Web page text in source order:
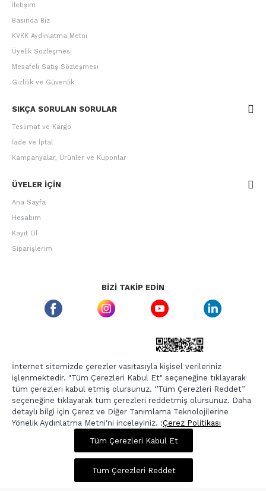
950,00 TL 3.799,00 TL
Sepette %20 İndirim
İletişim
Basında Biz
KVKK Aydınlatma Metni
Üyelik Sözleşmesi
Mesafeli Satış Sözleşmesi
Gizlilik ve Güvenlik
SIKÇA SORULAN SORULAR
Teslimat ve Kargo
İade ve İptal
Kampanyalar, Ürünler ve Kuponlar
ÜYELER IÇIN
Ana Sayfa
Hesabım
Kayıt Ol
Siparişlerim
BIZI TAKIP EDIN
ETBIS GÜVEN DAMGASI
Copyright © 2026, Berr-In.com, Tüm Hakları Saklıdır.
Tüm Çerezleri Kabul Et
İnternet sitemizde çerezler vasıtasıyla kişisel verileriniz
işlenmektedir. "Tüm Çerezleri Kabul Et" seçeneğine tıklayarak
tüm çerezleri kabul etmiş olursunuz. ‘’Tüm Çerezleri Reddet’’
seçeneğine tıklayarak tüm çerezleri reddetmiş olursunuz. Daha
detaylı bilgi için Çerez ve Diğer Tanımlama Teknolojilerine
Yönelik Aydınlatma Metni'ni inceleyiniz. :Çerez Politikası
Tüm Çerezleri Reddet